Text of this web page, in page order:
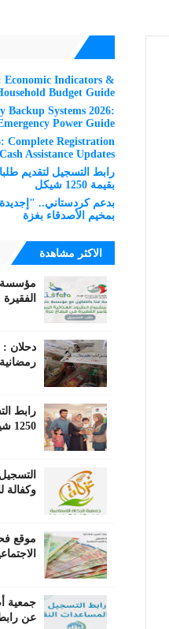
Economic Indicators &
Budget Guide
Backup Systems 2026:
Power Guide
Complete Registration
Assistance Updates
رابط التسجيل لتقديم
بقيمة 1250 شيكل
بدعم كردستاني..
بمخيم الأصدقاء بغزة
الاكثر مشاهدة
مؤسسة
الفقيرة
رمضانية ل60 ألف أسرة في غزة
رابط
1250 شيكل
وكفالة
موقع
جمعية
عن